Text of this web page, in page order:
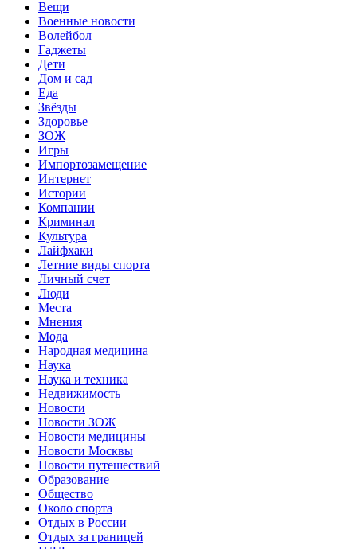
Вещи
Военные новости
Волейбол
Гаджеты
Дети
Дом и сад
Еда
Звёзды
Здоровье
ЗОЖ
Игры
Импортозамещение
Интернет
Истории
Компании
Криминал
Культура
Лайфхаки
Летние виды спорта
Личный счет
Люди
Места
Мнения
Мода
Народная медицина
Наука
Наука и техника
Недвижимость
Новости
Новости ЗОЖ
Новости медицины
Новости Москвы
Новости путешествий
Образование
Общество
Около спорта
Отдых в России
Отдых за границей